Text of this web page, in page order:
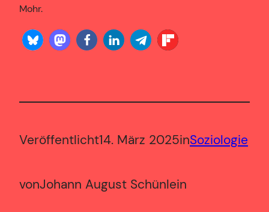
Mohr.
Veröffentlicht14. März 2025inSoziologie
vonJohann August Schünlein